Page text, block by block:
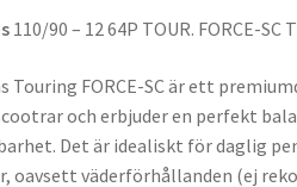
110/90 – 12 64P TOUR. FORCE-SC
Touring FORCE-SC är ett
och erbjuder en perfekt
Det är idealiskt för daglig
oavsett väderförhållanden (ej